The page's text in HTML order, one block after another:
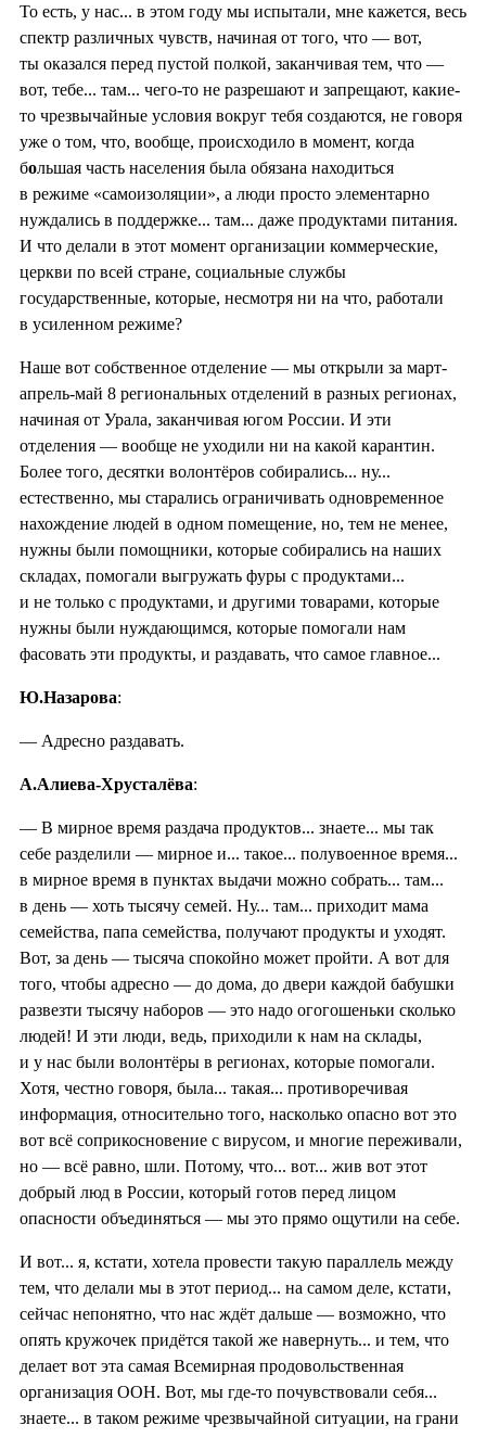
То есть, у нас... в этом году мы испытали, мне кажется, весь
спектр различных чувств, начиная от того, что — вот,
ты оказался перед пустой полкой, заканчивая тем, что —
вот, тебе... там... чего-то не разрешают и запрещают, какие-
то чрезвычайные условия вокруг тебя создаются, не говоря
уже о том, что, вообще, происходило в момент, когда
большая часть населения была обязана находиться
в режиме «самоизоляции», а люди просто элементарно
нуждались в поддержке... там... даже продуктами питания.
И что делали в этот момент организации коммерческие,
церкви по всей стране, социальные службы
государственные, которые, несмотря ни на что, работали
в усиленном режиме?
Наше вот собственное отделение — мы открыли за март-
апрель-май 8 региональных отделений в разных регионах,
начиная от Урала, заканчивая югом России. И эти
отделения — вообще не уходили ни на какой карантин.
Более того, десятки волонтёров собирались... ну...
естественно, мы старались ограничивать одновременное
нахождение людей в одном помещение, но, тем не менее,
нужны были помощники, которые собирались на наших
складах, помогали выгружать фуры с продуктами...
и не только с продуктами, и другими товарами, которые
нужны были нуждающимся, которые помогали нам
фасовать эти продукты, и раздавать, что самое главное...
Ю.Назарова:
— Адресно раздавать.
А.Алиева-Хрусталёва:
— В мирное время раздача продуктов... знаете... мы так
себе разделили — мирное и... такое... полувоенное время...
в мирное время в пунктах выдачи можно собрать... там...
в день — хоть тысячу семей. Ну... там... приходит мама
семейства, папа семейства, получают продукты и уходят.
Вот, за день — тысяча спокойно может пройти. А вот для
того, чтобы адресно — до дома, до двери каждой бабушки
развезти тысячу наборов — это надо огогошеньки сколько
людей! И эти люди, ведь, приходили к нам на склады,
и у нас были волонтёры в регионах, которые помогали.
Хотя, честно говоря, была... такая... противоречивая
информация, относительно того, насколько опасно вот это
вот всё соприкосновение с вирусом, и многие переживали,
но — всё равно, шли. Потому, что... вот... жив вот этот
добрый люд в России, который готов перед лицом
опасности объединяться — мы это прямо ощутили на себе.
И вот... я, кстати, хотела провести такую параллель между
тем, что делали мы в этот период... на самом деле, кстати,
сейчас непонятно, что нас ждёт дальше — возможно, что
опять кружочек придётся такой же навернуть... и тем, что
делает вот эта самая Всемирная продовольственная
организация ООН. Вот, мы где-то почувствовали себя...
знаете... в таком режиме чрезвычайной ситуации, на грани